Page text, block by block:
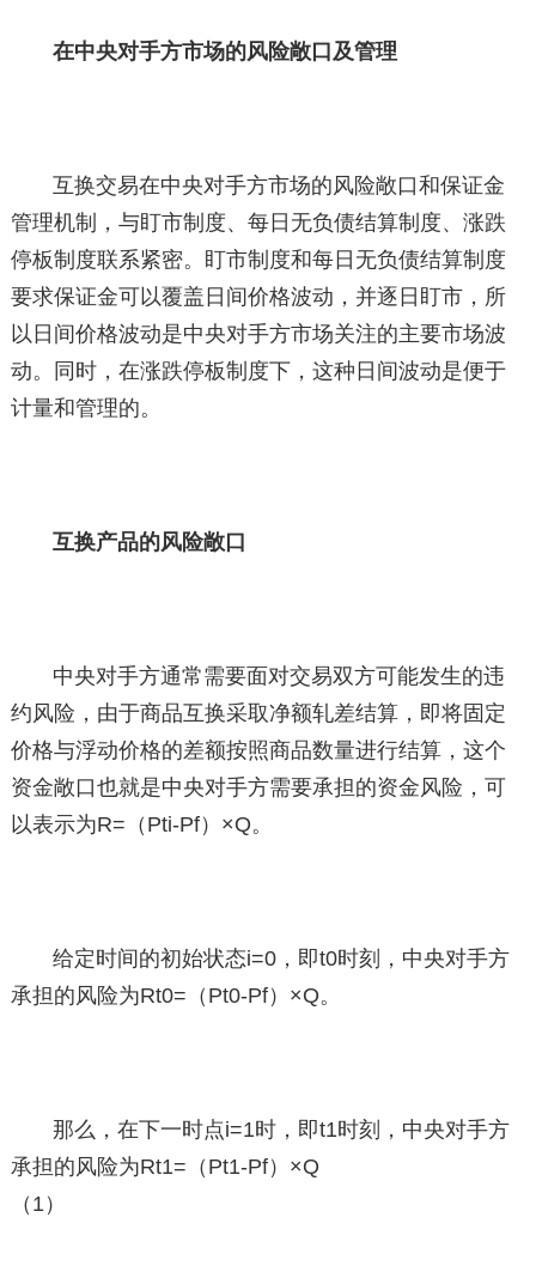
在中央对手方市场的风险敞口及管理
互换交易在中央对手方市场的风险敞口和保证金
管理机制，与盯市制度、每日无负债结算制度、涨跌
停板制度联系紧密。盯市制度和每日无负债结算制度
要求保证金可以覆盖日间价格波动，并逐日盯市，所
以日间价格波动是中央对手方市场关注的主要市场波
动。同时，在涨跌停板制度下，这种日间波动是便于
计量和管理的。
互换产品的风险敞口
中央对手方通常需要面对交易双方可能发生的违
约风险，由于商品互换采取净额轧差结算，即将固定
价格与浮动价格的差额按照商品数量进行结算，这个
资金敞口也就是中央对手方需要承担的资金风险，可
以表示为R=（Pti-Pf）×Q。
给定时间的初始状态i=0，即t0时刻，中央对手方
承担的风险为Rt0=（Pt0-Pf）×Q。
那么，在下一时点i=1时，即t1时刻，中央对手方
承担的风险为Rt1=（Pt1-Pf）×Q
（1）